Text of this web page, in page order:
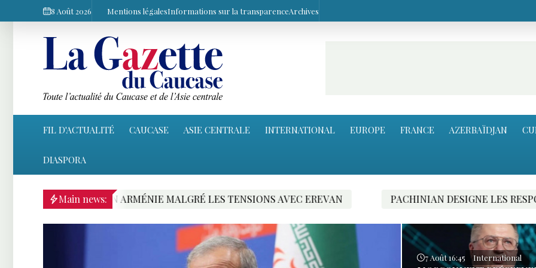
8 Août 2026 Mentions légalesInformations sur la transparenceArchives
FIL D'ACTUALITÉ CAUCASE ASIE CENTRALE INTERNATIONAL EUROPE FRANCE AZERBAÏDJAN
DIASPORA
Main news:
MALGRÉ LES TENSIONS AVEC EREVAN PACHINIAN DESIGNE LES RESPONSABLES DU
7 Août 16:45 International